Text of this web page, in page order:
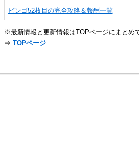
ビンゴ52枚目の完全攻略＆報酬一覧
※最新情報と更新情報はTOPページにまとめ
⇒ TOPページ